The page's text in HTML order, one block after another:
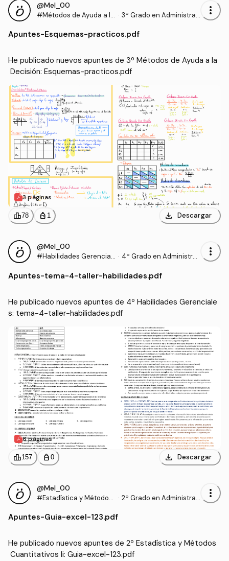
@Mel_00
#Métodos de Ayuda a la · 3º Grado en Administrac
sas (UHU)
more_vert
Apuntes-Esquemas-practicos.pdf
He publicado nuevos apuntes de 3º Métodos de Ayuda a la
Decisión: Esquemas-practicos.pdf
3 páginas
leaderboard78 personal_bag 1 download Descargar
@Mel_00
#Habilidades Gerencial
· 4º Grado en Administra
esas (UHU)
more_vert
Apuntes-tema-4-taller-habilidades.pdf
He publicado nuevos apuntes de 4º Habilidades Gerenciale
s: tema-4-taller-habilidades.pdf
6 páginas
leaderboard157 personal_bag 0 download Descargar
@Mel_00
#Estadística y Métodos
· 2º Grado en Administrac
more_vert
Apuntes-Guia-excel-123.pdf
He publicado nuevos apuntes de 2º Estadística y Métodos
Cuantitativos Ii: Guia-excel-123.pdf